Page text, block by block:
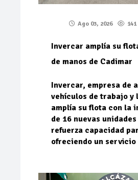
Ago 03, 2026 141
Invercar amplía su
de manos de Cadimar
Invercar, empresa de
vehículos de trabajo y
amplía su flota con la
de 16 nuevas
refuerza capacidad
ofreciendo un